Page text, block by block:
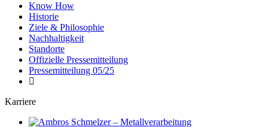
Know How
Historie
Ziele & Philosophie
Nachhaltigkeit
Standorte
Offizielle Pressemitteilung
Pressemitteilung 05/25
Karriere